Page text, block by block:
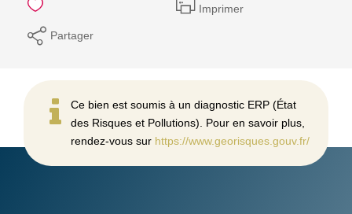
Imprimer
Partager
Ce bien est soumis à un diagnostic ERP (État
des Risques et Pollutions). Pour en savoir plus,
rendez-vous sur https://www.georisques.gouv.fr/